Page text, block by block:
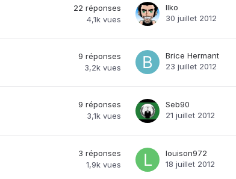
22 réponses
4,1k vues
Ilko
30 juillet 2012
9 réponses
3,2k vues
Brice Hermant
23 juillet 2012
9 réponses
3,1k vues
Seb90
21 juillet 2012
3 réponses
1,9k vues
louison972
18 juillet 2012